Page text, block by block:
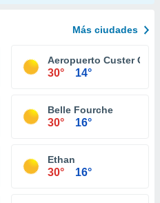
Más ciudades
Aeropuerto Custer
30° 14°
Belle Fourche
30° 16°
Ethan
30° 16°